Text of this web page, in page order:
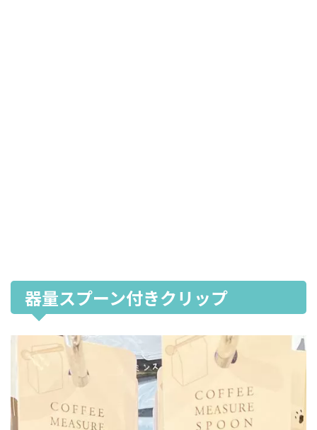
器量スプーン付きクリップ